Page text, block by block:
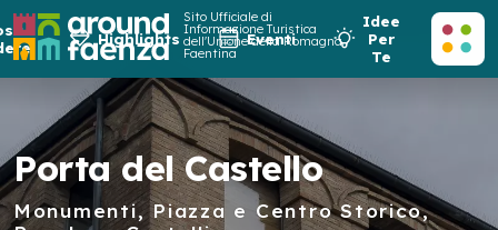
Sito Ufficiale di
Informazione Turistica
dell'Unione della Romagna
Faentina
Highlights Eventi
Idee
Per
Te
Porta del Castello
Monumenti, Piazza e Centro Storico,